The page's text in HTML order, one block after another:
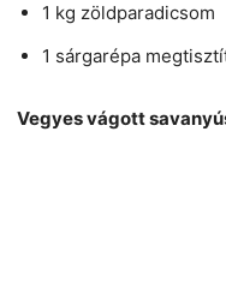
1 kg zöldparadicsom
1 sárgarépa
Vegyes vágott